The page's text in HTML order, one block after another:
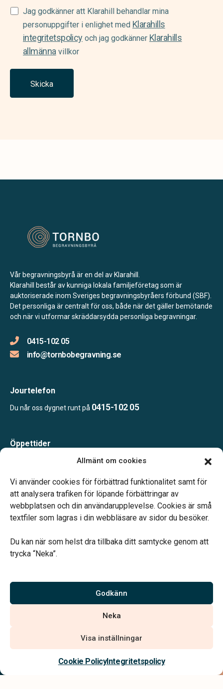
Allmänt om cookies
Vi använder cookies för förbättrad funktionalitet samt för
att analysera trafiken för löpande förbättringar av
webbplatsen och din användarupplevelse. Cookies är små
textfiler som lagras i din webbläsare av sidor du besöker.
Du kan när som helst dra tillbaka ditt samtycke genom att
trycka “Neka”.
Godkänn
Neka
Visa inställningar
Cookie PolicyIntegritetspolicy
Samtycke
(Required)
Jag godkänner att Klarahill behandlar mina
personuppgifter i enlighet med Klarahills
integritetspolicyoch jag godkänner Klarahills
allmännavillkor
Skicka
Kontakta oss
Vår begravningsbyrå är en del av Klarahill.
Klarahill består av kunniga lokala familjeföretag som är
auktoriserade inom Sveriges begravningsbyråers förbund (SBF).
Det personliga är centralt för oss, både när det gäller bemötande
och när vi utformar skräddarsydda personliga begravningar.
0415-102 05
info@tornbobegravning.se
Jourtelefon
Du når oss dygnet runt på 0415-102 05
Öppettider
Måndag-Torsdag 09.00-15.00
Telefonjour dygnet runt.
Vårt systerbolag Verahill hjälper dig med familjejuridiken –
Vi är auktoriserade av Sveriges Begravningsbyråers Förbund och
har högt ställda krav på utbildning, kvalitet, miljö och arbetsmiljö.